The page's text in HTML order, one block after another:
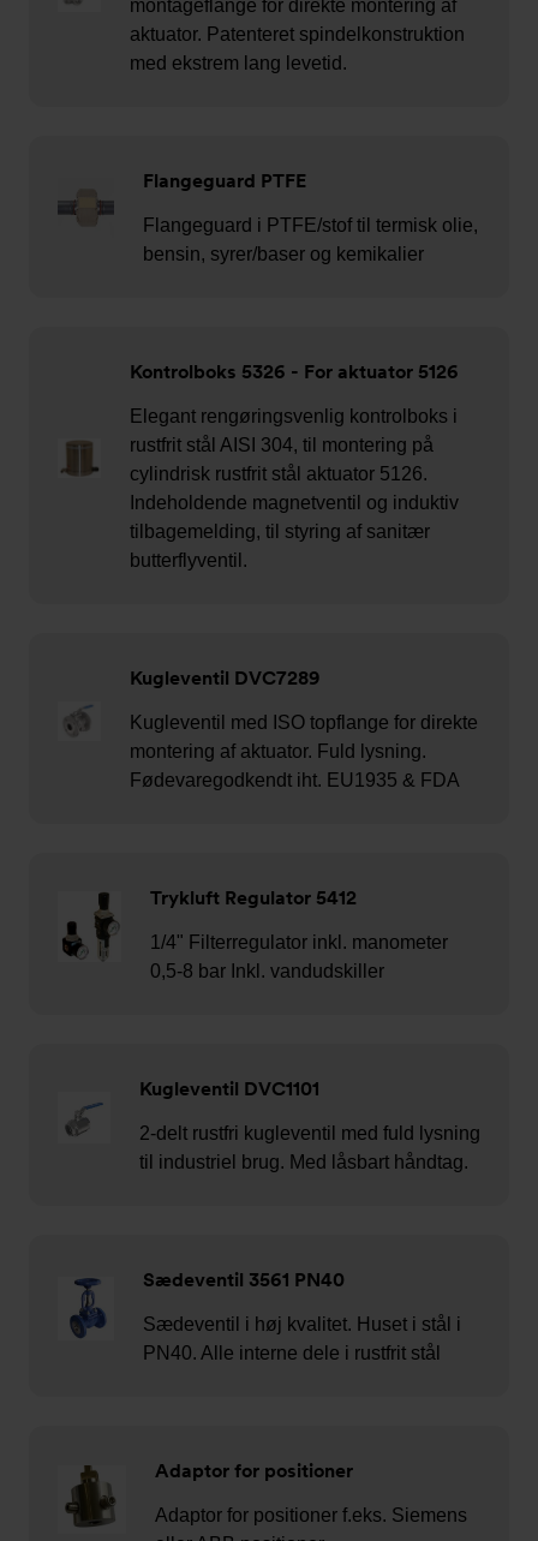
montageflange for direkte montering af
aktuator. Patenteret spindelkonstruktion
med ekstrem lang levetid.
Flangeguard PTFE
Flangeguard i PTFE/stof til termisk olie,
bensin, syrer/baser og kemikalier
Kontrolboks 5326 - For aktuator 5126
Elegant rengøringsvenlig kontrolboks i
rustfrit stål AISI 304, til montering på
cylindrisk rustfrit stål aktuator 5126.
Indeholdende magnetventil og induktiv
tilbagemelding, til styring af sanitær
butterflyventil.
Kugleventil DVC7289
Kugleventil med ISO topflange for direkte
montering af aktuator. Fuld lysning.
Fødevaregodkendt iht. EU1935 & FDA
Trykluft Regulator 5412
1/4" Filterregulator inkl. manometer
0,5-8 bar Inkl. vandudskiller
Kugleventil DVC1101
2-delt rustfri kugleventil med fuld lysning
til industriel brug. Med låsbart håndtag.
Sædeventil 3561 PN40
Sædeventil i høj kvalitet. Huset i stål i
PN40. Alle interne dele i rustfrit stål
Adaptor for positioner
Adaptor for positioner f.eks. Siemens